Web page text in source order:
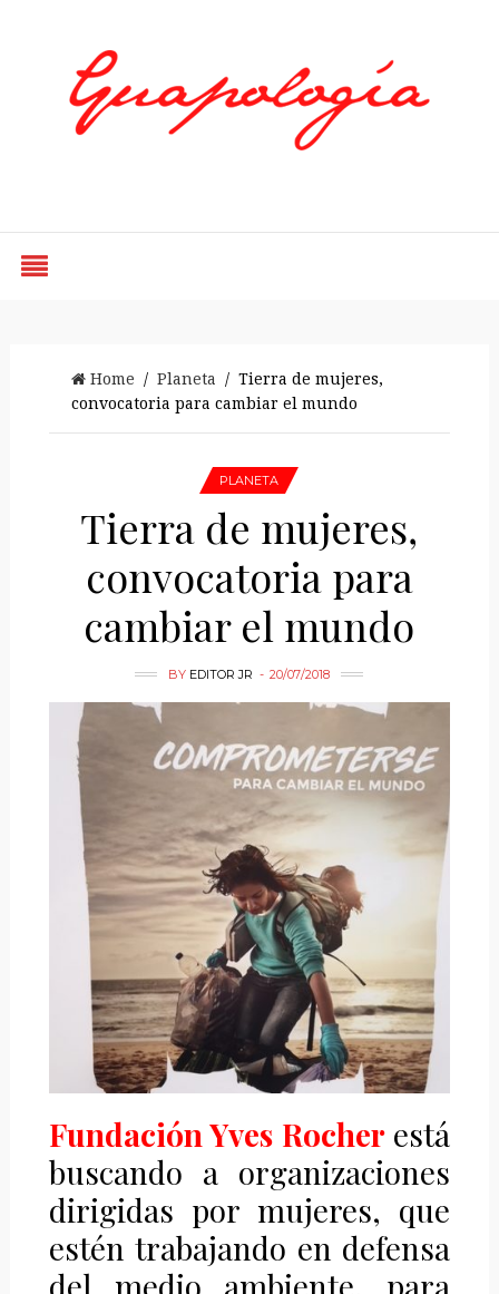
Home / Planeta / Tierra de mujeres,
convocatoria para cambiar el mundo
PLANETA
Tierra de mujeres,
convocatoria para
cambiar el mundo
BY EDITOR JR 20/07/2018
Fundación Yves Rocherestá
buscando a organizaciones
dirigidas por mujeres, que
estén trabajando en defensa
del medio ambiente, para